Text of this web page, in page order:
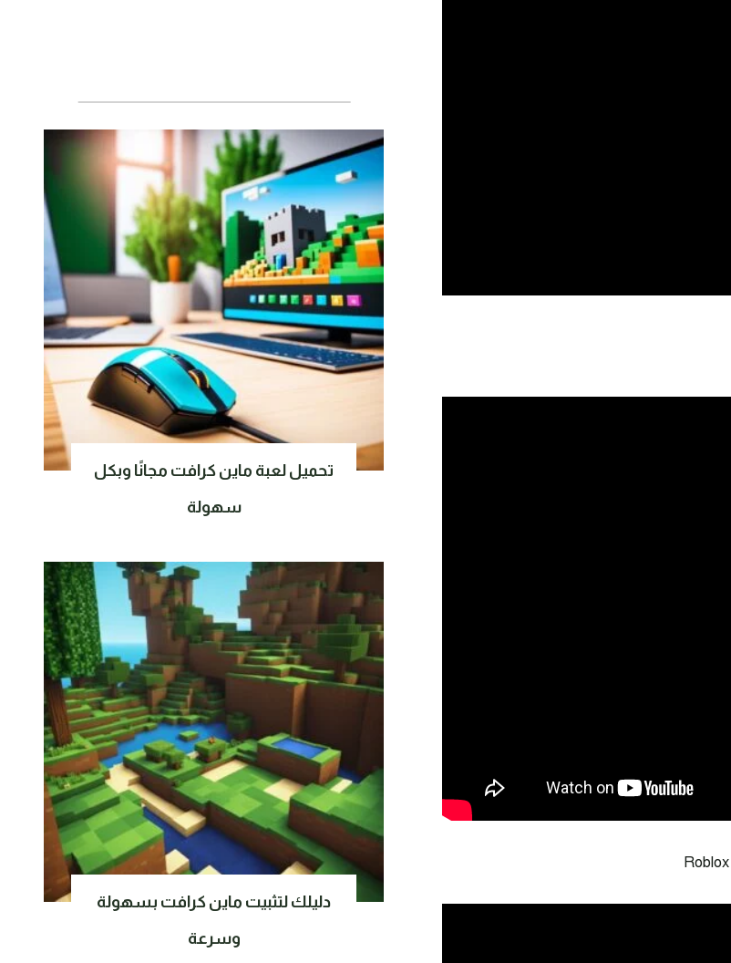
تحميل لعبة ماين كرافت مجانًا وبكل
سهولة
دليلك لتثبيت ماين كرافت بسهولة
وسرعة